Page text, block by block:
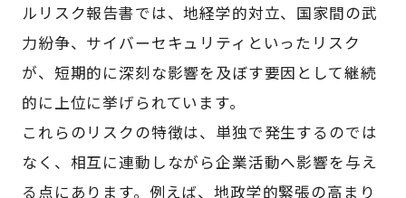
ルリスク報告書では、地経学的対立、国家間の武
力紛争、サイバーセキュリティといったリスク
が、短期的に深刻な影響を及ぼす要因として継続
的に上位に挙げられています。
これらのリスクの特徴は、単独で発生するのでは
なく、相互に連動しながら企業活動へ影響を与え
る点にあります。例えば、地政学的緊張の高まり